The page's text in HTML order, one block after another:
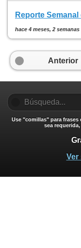
Reporte
hace 4 meses, 2 semanas
Anterior
Use "comillas" para frases
sea
Ver